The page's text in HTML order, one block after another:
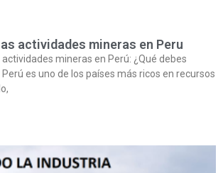
actividades mineras en Peru
actividades mineras en Perú: ¿Qué debes
es uno de los países más ricos en recursos